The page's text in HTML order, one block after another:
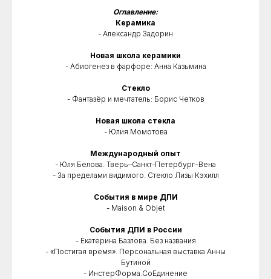
Оглавление:
Керамика
- Александр Задорин
Новая школа керамики
- Абиогенез в фарфоре: Анна Казьмина
Стекло
- Фантазёр и мечтатель: Борис Четков
Новая школа стекла
- Юлия Момотова
Международный опыт
- Юля Белова. Тверь–Санкт-Петербург–Вена
- За пределами видимого. Стекло Лизы Кэхилл
События в мире ДПИ
- Maison & Objet
События ДПИ в России
- Екатерина Базлова. Без названия
- «Постигая время». Персональная выставка Анны
Бутиной
- ИнстерФорма.СоЕдинение